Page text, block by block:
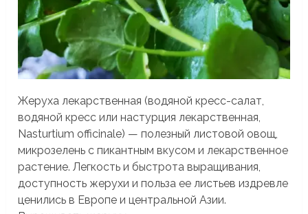
Жеруха лекарственная (водяной кресс-салат,
водяной кресс или настурция лекарственная,
Nasturtium officinale) — полезный листовой овощ,
микрозелень с пикантным вкусом и лекарственное
растение. Легкость и быстрота выращивания,
доступность жерухи и польза ее листьев издревле
ценились в Европе и центральной Азии.